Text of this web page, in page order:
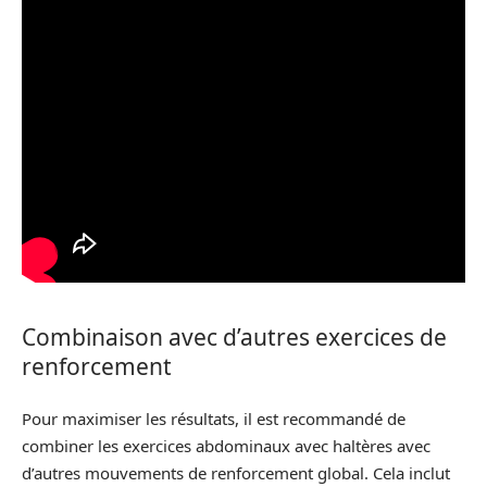
Combinaison avec d’autres exercices de
renforcement
Pour maximiser les résultats, il est recommandé de
combiner les exercices abdominaux avec haltères avec
d’autres mouvements de renforcement global. Cela inclut